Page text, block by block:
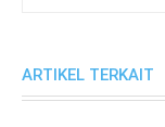
ARTIKEL TERKAIT